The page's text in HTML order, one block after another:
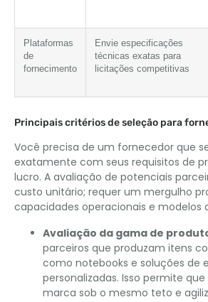
Plataformas
de
fornecimento
Envie especificações
técnicas exatas para
licitações competitivas
Principais critérios de seleção para
Você precisa de um fornecedor que
exatamente com seus requisitos de
lucro. A avaliação de potenciais
custo unitário; requer um mergulho
capacidades operacionais e modelos
Avaliação da gama de
parceiros que produzam itens
como notebooks e soluções de
personalizadas. Isso permite
marca sob o mesmo teto e